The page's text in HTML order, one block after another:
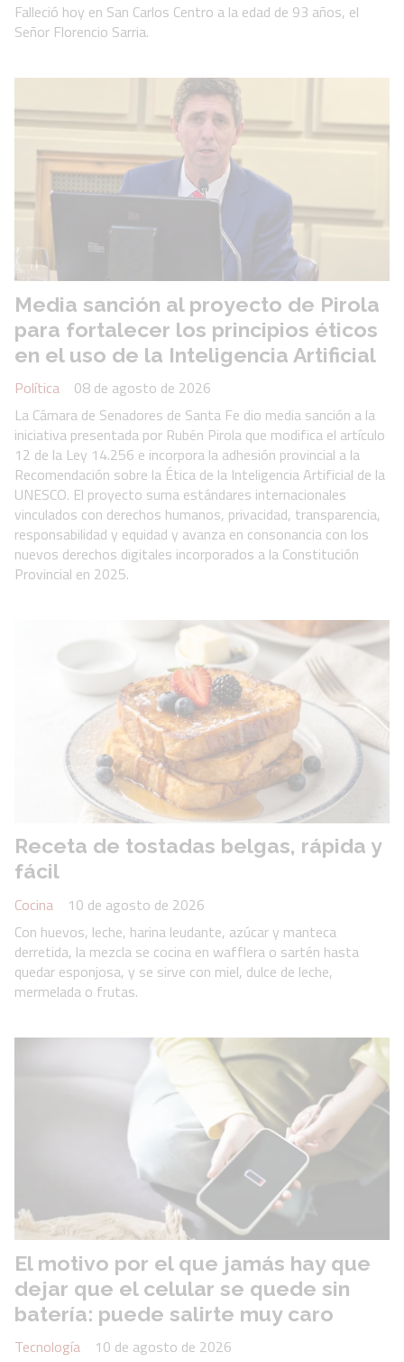
Falleció hoy en San Carlos Centro a la edad de 93 años, el
Señor Florencio Sarria.
Media sanción al proyecto de Pirola
para fortalecer los principios éticos
en el uso de la Inteligencia Artificial
Política
08 de agosto de 2026
La Cámara de Senadores de Santa Fe dio media sanción a la
iniciativa presentada por Rubén Pirola que modifica el artículo
12 de la Ley 14.256 e incorpora la adhesión provincial a la
Recomendación sobre la Ética de la Inteligencia Artificial de la
UNESCO. El proyecto suma estándares internacionales
vinculados con derechos humanos, privacidad, transparencia,
responsabilidad y equidad y avanza en consonancia con los
nuevos derechos digitales incorporados a la Constitución
Provincial en 2025.
Receta de tostadas belgas, rápida y
fácil
Cocina
10 de agosto de 2026
Con huevos, leche, harina leudante, azúcar y manteca
derretida, la mezcla se cocina en wafflera o sartén hasta
quedar esponjosa, y se sirve con miel, dulce de leche,
mermelada o frutas.
El motivo por el que jamás hay que
dejar que el celular se quede sin
batería: puede salirte muy caro
Tecnología
10 de agosto de 2026